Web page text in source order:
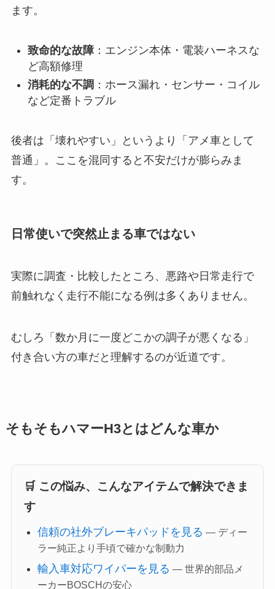
ます。
致命的な故障：エンジン本体・電装ハーネスな
ど高額修理
消耗的な不調 ：ホース漏れ・センサー・コイル
など定番トラブル
後者は「壊れやすい」というより「アメ車として
普通」。ここを混同すると不安だけが膨らみま
す。
日常使いで突然止まる車ではない
実際に調査・比較したところ、悪路や日常走行で
前触れなく走行不能になる例は多くありません。
むしろ「数か月に一度どこかの調子が悪くなる」
付き合い方の車だと理解するのが近道です。
そもそもハマーH3とはどんな車か
🛒 この悩み、こんなアイテムで解決できま
す
信頼の社外ブレーキパッドを見る — ディー
ラー純正より手頃で確かな制動力
輸入車対応ワイパーを見る — 世界的部品メ
ーカーBOSCHの安心